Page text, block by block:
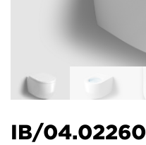
IB/04.02260